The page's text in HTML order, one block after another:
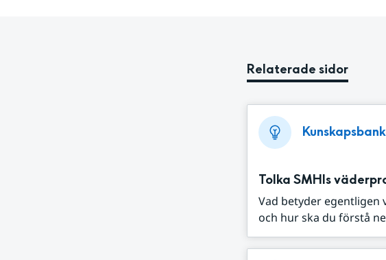
Relaterade sidor
Tolka SMHIs
Vad betyder egentligen
och hur ska du förstå